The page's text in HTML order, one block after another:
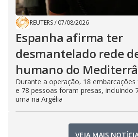
REUTERS/ 07/08/2026
Espanha afirma ter
desmantelado rede
humano do
Durante a operação, 18
e 78 pessoas foram presas, incluindo
uma na Argélia
VEJA MAIS